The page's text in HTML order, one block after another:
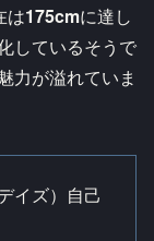
は175cmに達し
しているそうで
力が溢れていま
イズ）自己